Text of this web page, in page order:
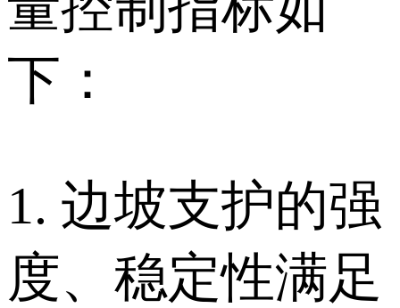
下：
1. 边坡支护的强
度、稳定性满足